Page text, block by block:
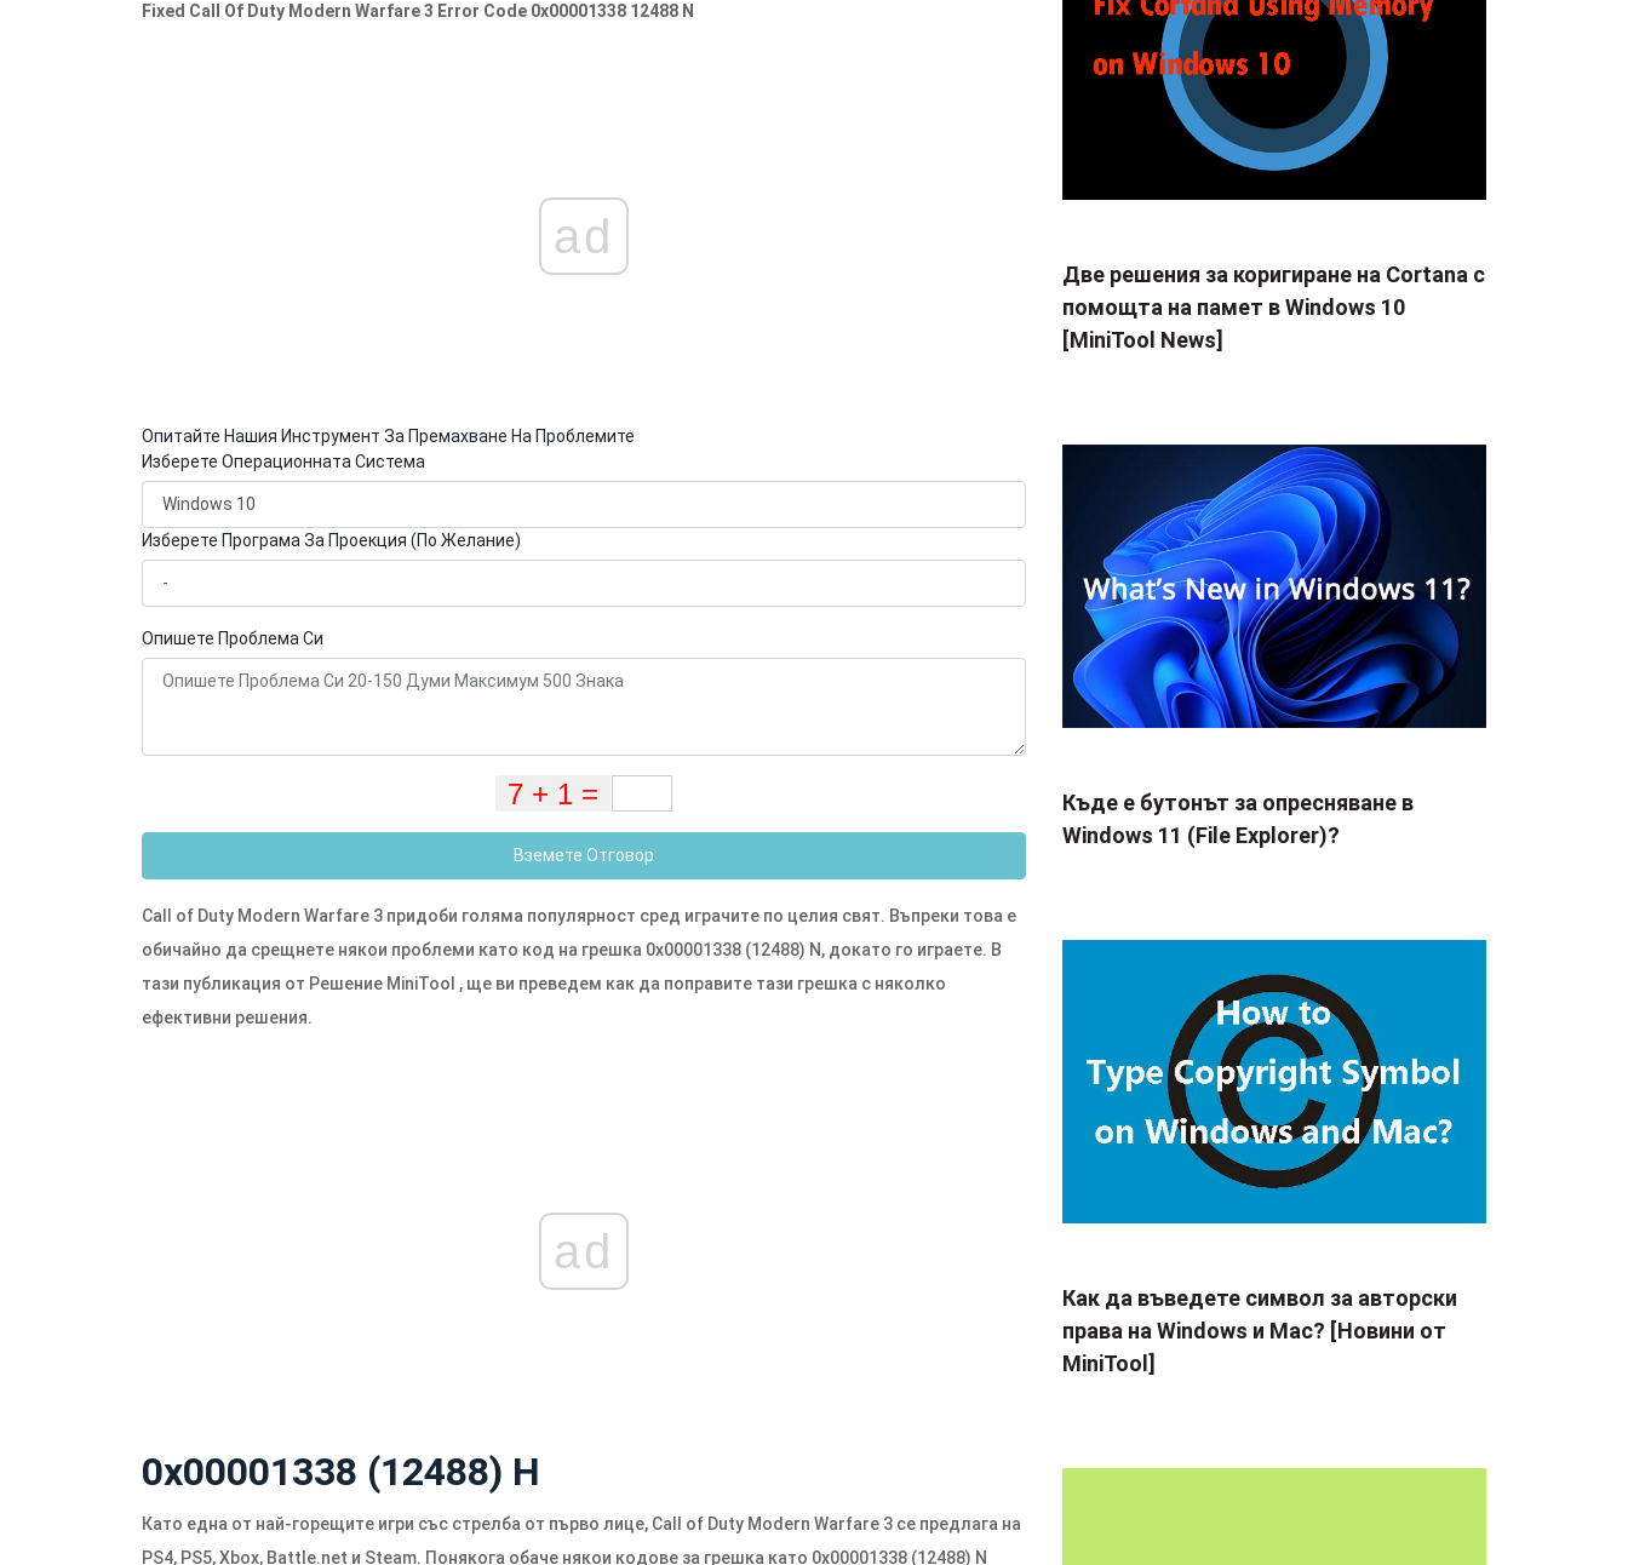
Fixed Call Of Duty Modern Warfare 3 Error Code 0x00001338 12488 N
ad
Опитайте Нашия Инструмент За Премахване На Проблемите
Изберете Операционната Система
Изберете Програма За Проекция (По Желание)
Опишете Проблема Си
Вземете Отговор
Call of Duty Modern Warfare 3 придоби голяма популярност сред играчите по целия свят. Въпреки това е
обичайно да срещнете някои проблеми като код на грешка 0x00001338 (12488) N, докато го играете. В
тази публикация от Решение MiniTool , ще ви преведем как да поправите тази грешка с няколко
ефективни решения.
ad
0x00001338 (12488) Н
Като една от най-горещите игри със стрелба от първо лице, Call of Duty Modern Warfare 3 се предлага на
PS4, PS5, Xbox, Battle.net и Steam. Понякога обаче някои кодове за грешка като 0x00001338 (12488) N
Две решения за коригиране на Cortana с
помощта на памет в Windows 10
[MiniTool News]
Къде е бутонът за опресняване в
Windows 11 (File Explorer)?
Как да въведете символ за авторски
права на Windows и Mac? [Новини от
MiniTool]